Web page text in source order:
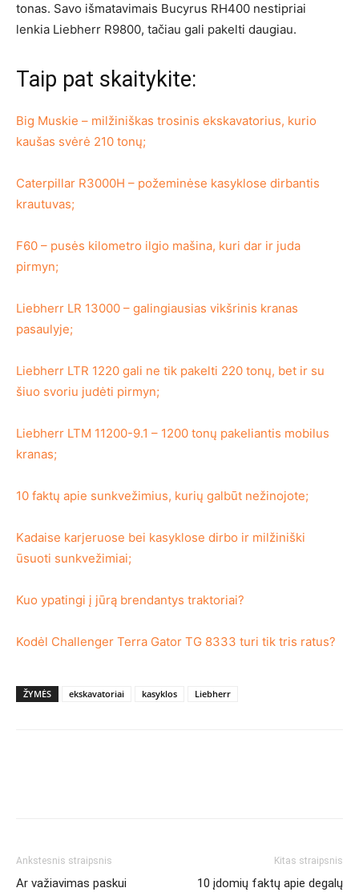
tonas. Savo išmatavimais Bucyrus RH400 nestipriai
lenkia Liebherr R9800, tačiau gali pakelti daugiau.
Taip pat skaitykite:
Big Muskie – milžiniškas trosinis ekskavatorius, kurio
kaušas svėrė 210 tonų;
Caterpillar R3000H – požeminėse kasyklose dirbantis
krautuvas;
F60 – pusės kilometro ilgio mašina, kuri dar ir juda
pirmyn;
Liebherr LR 13000 – galingiausias vikšrinis kranas
pasaulyje;
Liebherr LTR 1220 gali ne tik pakelti 220 tonų, bet ir su
šiuo svoriu judėti pirmyn;
Liebherr LTM 11200-9.1 – 1200 tonų pakeliantis mobilus
kranas;
10 faktų apie sunkvežimius, kurių galbūt nežinojote;
Kadaise karjeruose bei kasyklose dirbo ir milžiniški
ūsuoti sunkvežimiai;
Kuo ypatingi į jūrą brendantys traktoriai?
Kodėl Challenger Terra Gator TG 8333 turi tik tris ratus?
ŽYMĖS ekskavatoriai kasyklos Liebherr
Ankstesnis straipsnis
Ar važiavimas paskui
Kitas straipsnis
10 įdomių faktų apie degalų